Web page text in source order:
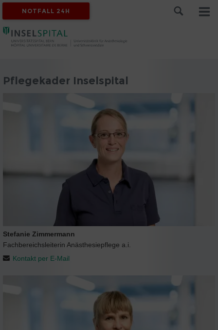
NOTFALL 24H
Pflegekader Inselspital
Stefanie Zimmermann
Fachbereichsleiterin Anästhesiepflege a.i.
Kontakt per E-Mail